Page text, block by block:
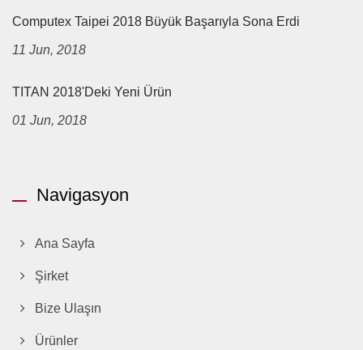
Computex Taipei 2018 Büyük Başarıyla Sona Erdi
11 Jun, 2018
TITAN 2018'deki Yeni Ürün
01 Jun, 2018
Navigasyon
Ana Sayfa
Şirket
Bize Ulaşın
Ürünler